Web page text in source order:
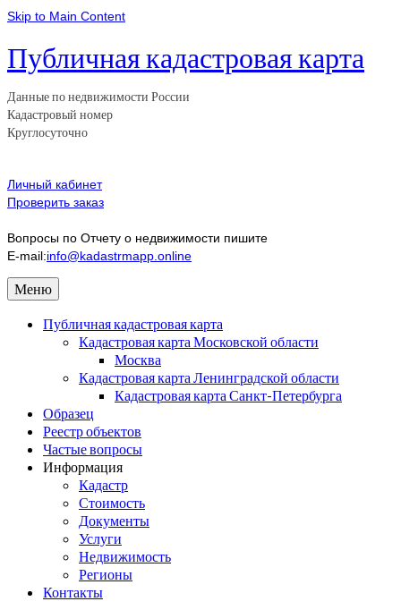
Skip to Main Content
Публичная кадастровая карта
Данные по недвижимости России
Кадастровый номер
Круглосуточно
Личный кабинет
Проверить заказ
Вопросы по Отчету о недвижимости пишите
E-mail:info@kadastrmapp.online
Меню
Публичная кадастровая карта
Кадастровая карта Московской области
Москва
Кадастровая карта Ленинградской области
Кадастровая карта Санкт-Петербурга
Образец
Реестр объектов
Частые вопросы
Информация
Кадастр
Стоимость
Документы
Услуги
Недвижимость
Регионы
Контакты